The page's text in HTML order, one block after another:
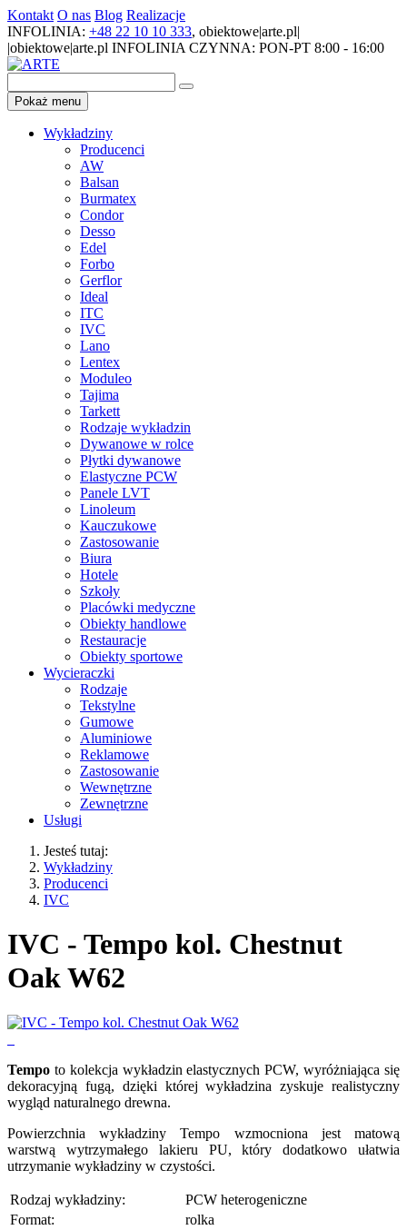
Kontakt O nas Blog Realizacje
INFOLINIA: +48 22 10 10 333, obiektowe|arte.pl|
|obiektowe|arte.pl INFOLINIA CZYNNA: PON-PT 8:00 - 16:00
Pokaż menu
Wykładziny
Producenci
AW
Balsan
Burmatex
Condor
Desso
Edel
Forbo
Gerflor
Ideal
ITC
IVC
Lano
Lentex
Moduleo
Tajima
Tarkett
Rodzaje wykładzin
Dywanowe w rolce
Płytki dywanowe
Elastyczne PCW
Panele LVT
Linoleum
Kauczukowe
Zastosowanie
Biura
Hotele
Szkoły
Placówki medyczne
Obiekty handlowe
Restauracje
Obiekty sportowe
Wycieraczki
Rodzaje
Tekstylne
Gumowe
Aluminiowe
Reklamowe
Zastosowanie
Wewnętrzne
Zewnętrzne
Usługi
Jesteś tutaj:
Wykładziny
Producenci
IVC
IVC - Tempo kol. Chestnut
Oak W62
Tempo to kolekcja wykładzin elastycznych PCW, wyróżniająca się
dekoracyjną fugą, dzięki której wykładzina zyskuje realistyczny
wygląd naturalnego drewna.
Powierzchnia wykładziny Tempo wzmocniona jest matową
warstwą wytrzymałego lakieru PU, który dodatkowo ułatwia
utrzymanie wykładziny w czystości.
Rodzaj wykładziny:
PCW heterogeniczne
Format:
rolka